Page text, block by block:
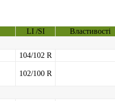
LI /SI
Властивості
104/102 R
102/100 R